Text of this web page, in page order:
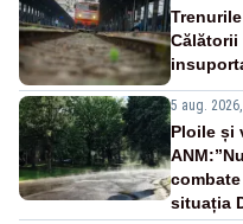
Călătorii
5 aug.
Ploile și
situația